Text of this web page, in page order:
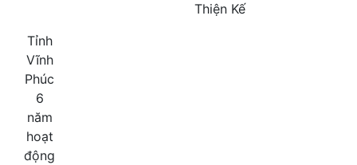
Thiện Kế
Tỉnh
Vĩnh
Phúc
6
năm
hoạt
động